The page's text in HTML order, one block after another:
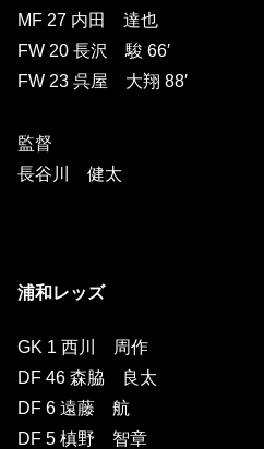
MF 27 内田 達也
FW 20 長沢 駿 66′
FW 23 呉屋 大翔 88′
監督
長谷川 健太
浦和レッズ
GK 1 西川 周作
DF 46 森脇 良太
DF 6 遠藤 航
DF 5 槙野 智章